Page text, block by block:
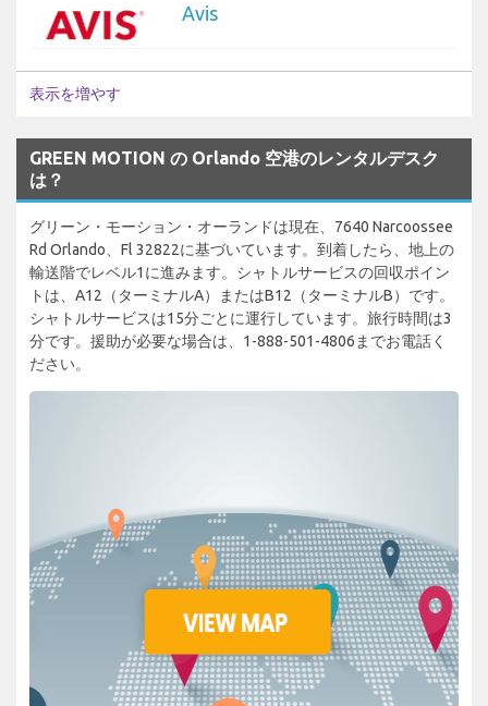
Avis
表示を増やす
GREEN MOTION の Orlando 空港のレンタルデスク
は？
グリーン・モーション・オーランドは現在、7640 Narcoossee
Rd Orlando、Fl 32822に基づいています。到着したら、地上の
輸送階でレベル1に進みます。シャトルサービスの回収ポイン
トは、A12（ターミナルA）またはB12（ターミナルB）です。
シャトルサービスは15分ごとに運行しています。旅行時間は3
分です。援助が必要な場合は、1-888-501-4806までお電話く
ださい。